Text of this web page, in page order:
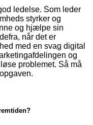
ledelse. Som leder
styrker og
og hjælpe sin
når det er
med en svag digital
og
problemet. Så må